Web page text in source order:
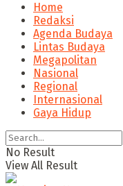
Home
Redaksi
Agenda Budaya
Lintas Budaya
Megapolitan
Nasional
Regional
Internasional
Gaya Hidup
No Result
View All Result